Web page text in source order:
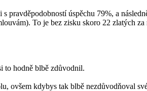
úspěchu 79%, a
To je bez zisku skoro 22 zlatých
to hodně blbě zdůvodnil.
ovšem kdybys tak blbě nezdůvodňoval